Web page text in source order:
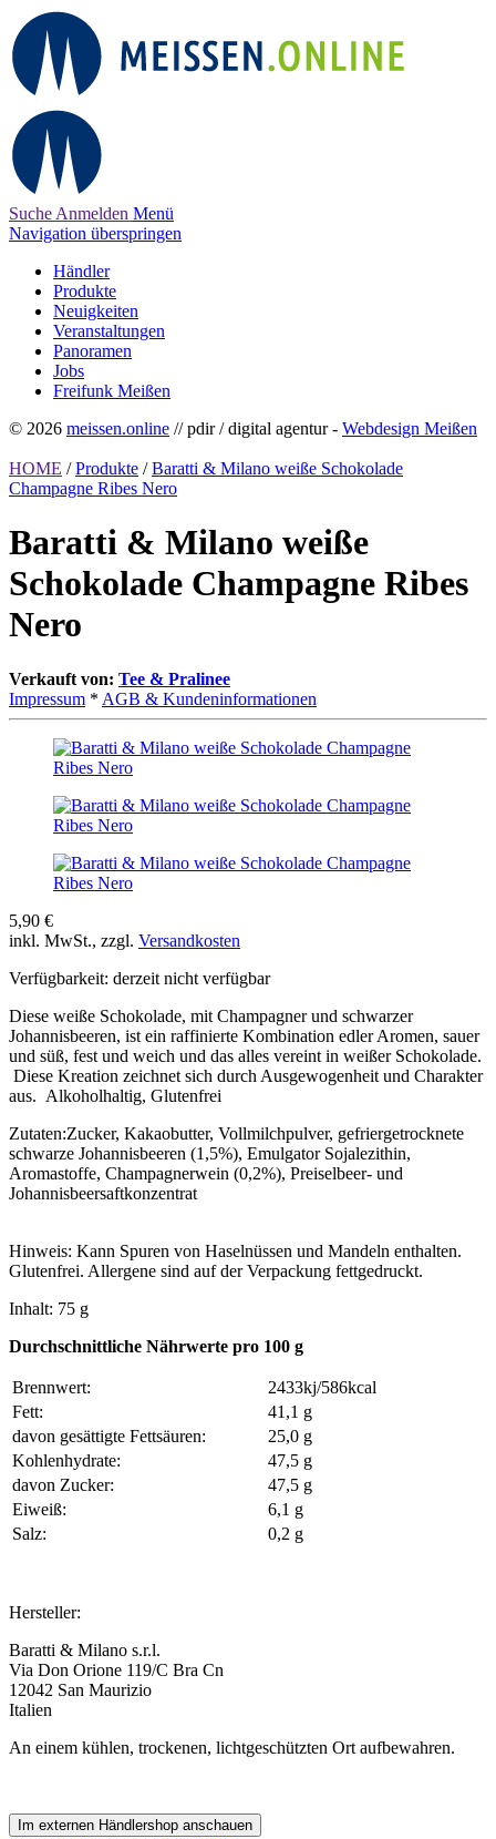
Suche Anmelden Menü
Navigation überspringen
Händler
Produkte
Neuigkeiten
Veranstaltungen
Panoramen
Jobs
Freifunk Meißen
© 2026 meissen.online // pdir / digital agentur - Webdesign Meißen
HOME / Produkte / Baratti & Milano weiße Schokolade
Champagne Ribes Nero
Baratti & Milano weiße
Schokolade Champagne Ribes
Nero
Verkauft von: Tee & Pralinee
Impressum * AGB & Kundeninformationen
5,90 €
inkl. MwSt., zzgl. Versandkosten
Verfügbarkeit: derzeit nicht verfügbar
Diese weiße Schokolade, mit Champagner und schwarzer
Johannisbeeren, ist ein raffinierte Kombination edler Aromen, sauer
und süß, fest und weich und das alles vereint in weißer Schokolade.
Diese Kreation zeichnet sich durch Ausgewogenheit und Charakter
aus. Alkoholhaltig, Glutenfrei
Zutaten:Zucker, Kakaobutter, Vollmilchpulver, gefriergetrocknete
schwarze Johannisbeeren (1,5%), Emulgator Sojalezithin,
Aromastoffe, Champagnerwein (0,2%), Preiselbeer- und
Johannisbeersaftkonzentrat
Hinweis: Kann Spuren von Haselnüssen und Mandeln enthalten.
Glutenfrei. Allergene sind auf der Verpackung fettgedruckt.
Inhalt: 75 g
Durchschnittliche Nährwerte pro 100 g
Brennwert:
2433kj/586kcal
Fett:
41,1 g
davon gesättigte Fettsäuren:
25,0 g
Kohlenhydrate:
47,5 g
davon Zucker:
47,5 g
Eiweiß:
6,1 g
Salz:
0,2 g
Hersteller:
Baratti & Milano s.r.l.
Via Don Orione 119/C Bra Cn
12042 San Maurizio
Italien
An einem kühlen, trockenen, lichtgeschützten Ort aufbewahren.
Im externen Händlershop anschauen